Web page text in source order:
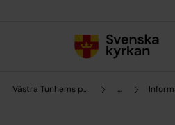
Västra Tunhems pastorat ...